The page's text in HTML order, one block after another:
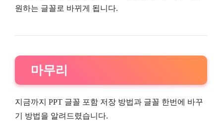
원하는 글꼴로 바뀌게 됩니다.
마무리
지금까지 PPT 글꼴 포함 저장 방법과 글꼴 한번에 바꾸
기 방법을 알려드렸습니다.